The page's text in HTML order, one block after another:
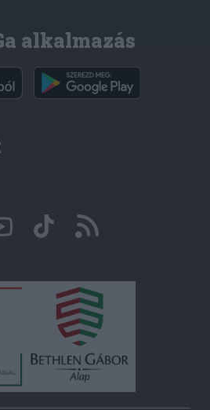
alkalmazás